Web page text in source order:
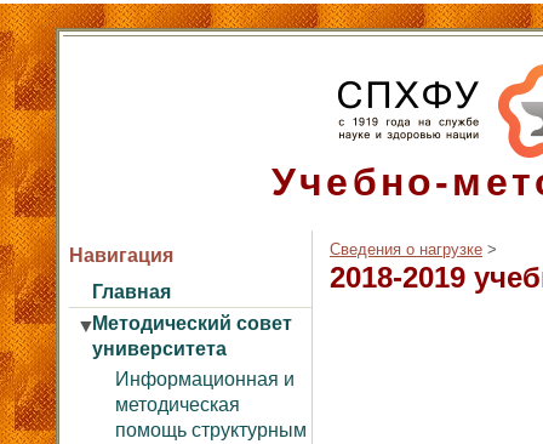
Учебно-
Навигация
Главная
▼Методический совет
университета
Информационная и
методическая
помощь структурным
Сведения о нагрузке ‎ > ‎
2018-2019